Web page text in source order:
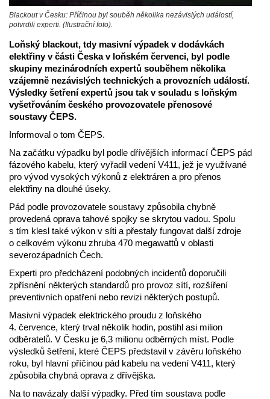
Blackout v Česku: Příčinou byl souběh několika nezávislých událostí,
potvrdili experti. (Ilustrační foto).
Loňský blackout, tdy masivní výpadek v dodávkách
elektřiny v části Česka v loňském červenci, byl podle
skupiny mezinárodních expertů souběhem několika
vzájemně nezávislých technických a provozních událostí.
Výsledky šetření expertů jsou tak v souladu s loňským
vyšetřováním českého provozovatele přenosové
soustavy ČEPS.
Informoval o tom ČEPS.
Na začátku výpadku byl podle dřívějších informací ČEPS pád
fázového kabelu, který vyřadil vedení V411, jež je využívané
pro vývod vysokých výkonů z elektráren a pro přenos
elektřiny na dlouhé úseky.
Pád podle provozovatele soustavy způsobila chybně
provedená oprava tahové spojky se skrytou vadou. Spolu
s tím klesl také výkon v síti a přestaly fungovat další zdroje
o celkovém výkonu zhruba 470 megawattů v oblasti
severozápadních Čech.
Experti pro předcházení podobných incidentů doporučili
zpřísnění některých standardů pro provoz sítí, rozšíření
preventivních opatření nebo revizi některých postupů.
Masivní výpadek elektrického proudu z loňského
4. července, který trval několik hodin, postihl asi milion
odběratelů. V Česku je 6,3 milionu odběrných míst. Podle
výsledků šetření, které ČEPS představil v závěru loňského
roku, byl hlavní příčinou pád kabelu na vedení V411, který
způsobila chybná oprava z dřívějška.
Na to navázaly další výpadky. Před tím soustava podle